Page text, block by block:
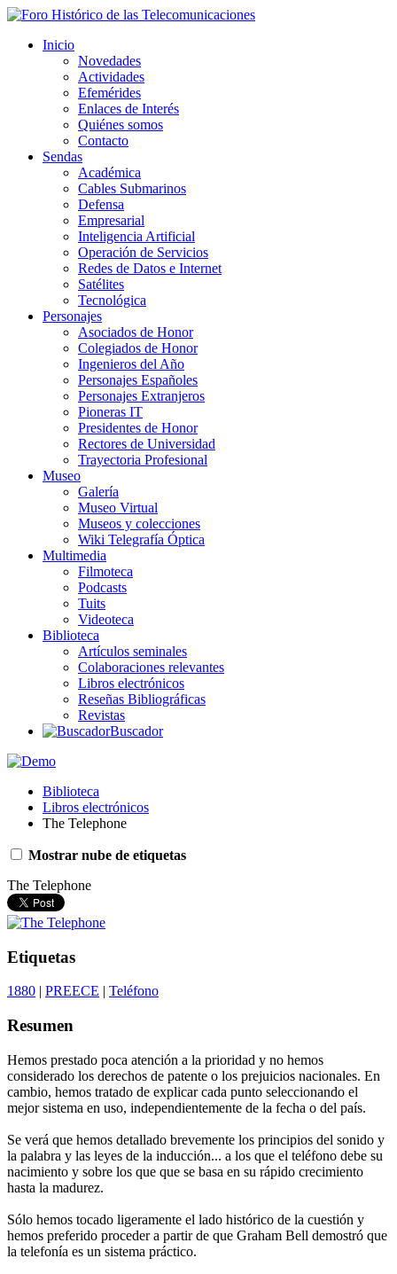
Inicio
Novedades
Actividades
Efemérides
Enlaces de Interés
Quiénes somos
Contacto
Sendas
Académica
Cables Submarinos
Defensa
Empresarial
Inteligencia Artificial
Operación de Servicios
Redes de Datos e Internet
Satélites
Tecnológica
Personajes
Asociados de Honor
Colegiados de Honor
Ingenieros del Año
Personajes Españoles
Personajes Extranjeros
Pioneras IT
Presidentes de Honor
Rectores de Universidad
Trayectoria Profesional
Museo
Galería
Museo Virtual
Museos y colecciones
Wiki Telegrafía Óptica
Multimedia
Filmoteca
Podcasts
Tuits
Videoteca
Biblioteca
Artículos seminales
Colaboraciones relevantes
Libros electrónicos
Reseñas Bibliográficas
Revistas
Buscador
Biblioteca
Libros electrónicos
The Telephone
Mostrar nube de etiquetas
The Telephone
Etiquetas
1880 | PREECE | Teléfono
Resumen
Hemos prestado poca atención a la prioridad y no hemos
considerado los derechos de patente o los prejuicios nacionales. En
cambio, hemos tratado de explicar cada punto seleccionando el
mejor sistema en uso, independientemente de la fecha o del país.
Se verá que hemos detallado brevemente los principios del sonido y
la palabra y las leyes de la inducción... a los que el teléfono debe su
nacimiento y sobre los que que se basa en su rápido crecimiento
hasta la madurez.
Sólo hemos tocado ligeramente el lado histórico de la cuestión y
hemos preferido proceder a partir de que Graham Bell demostró que
la telefonía es un sistema práctico.